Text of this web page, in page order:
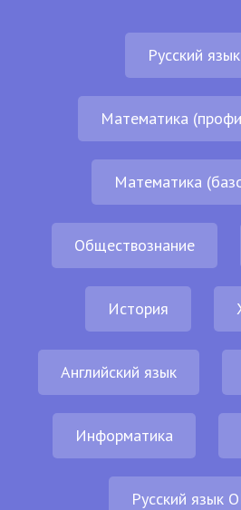
Русский язык
Математика
Математика
Обществознание
История
Английский язык
Информатика
Русский язык